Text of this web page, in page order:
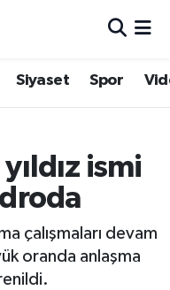
Siyaset Spor
ismi
çalışmaları devam
oranda anlaşma